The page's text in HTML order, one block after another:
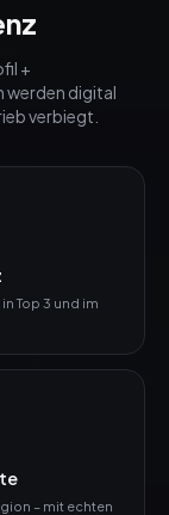
+
werden digital
verbiegt.
Top 3 und im
– mit echten